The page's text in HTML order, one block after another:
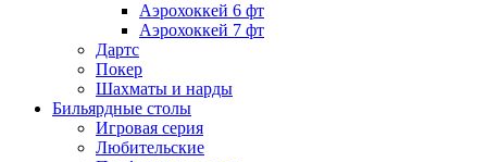
Аэрохоккей 6 фт
Аэрохоккей 7 фт
Дартс
Покер
Шахматы и нарды
Бильярдные столы
Игровая серия
Любительские